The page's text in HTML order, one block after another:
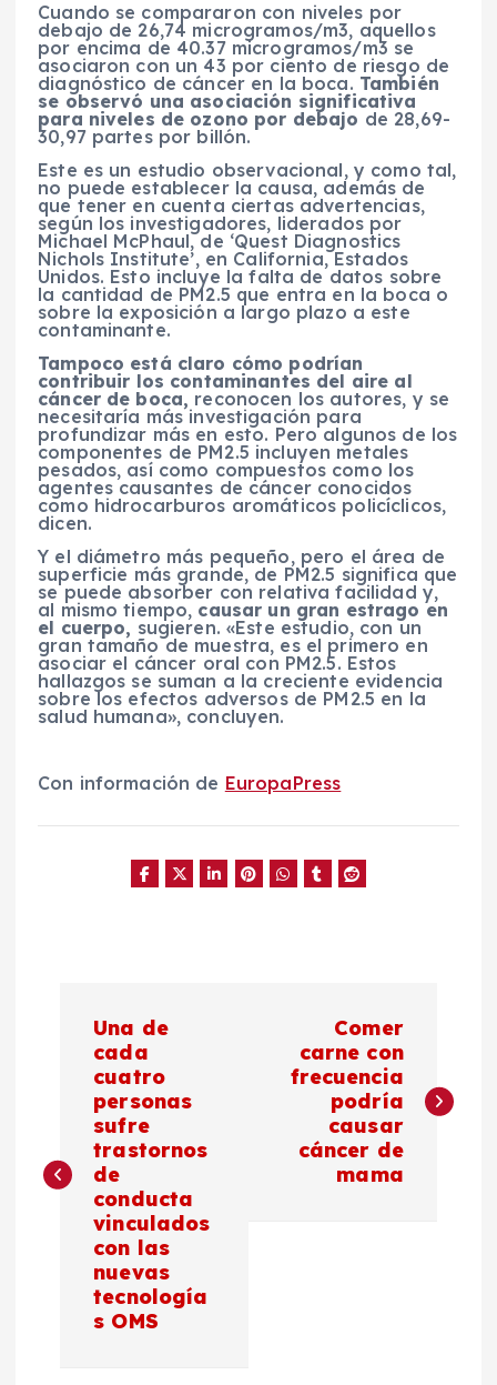
Cuando se compararon con niveles por
debajo de 26,74 microgramos/m3, aquellos
por encima de 40.37 microgramos/m3 se
asociaron con un 43 por ciento de riesgo de
diagnóstico de cáncer en la boca. También
se observó una asociación significativa
para niveles de ozono por debajo de 28,69-
30,97 partes por billón.
Este es un estudio observacional, y como tal,
no puede establecer la causa, además de
que tener en cuenta ciertas advertencias,
según los investigadores, liderados por
Michael McPhaul, de ‘Quest Diagnostics
Nichols Institute’, en California, Estados
Unidos. Esto incluye la falta de datos sobre
la cantidad de PM2.5 que entra en la boca o
sobre la exposición a largo plazo a este
contaminante.
Tampoco está claro cómo podrían
contribuir los contaminantes del aire al
cáncer de boca, reconocen los autores, y se
necesitaría más investigación para
profundizar más en esto. Pero algunos de los
componentes de PM2.5 incluyen metales
pesados, así como compuestos como los
agentes causantes de cáncer conocidos
como hidrocarburos aromáticos policíclicos,
dicen.
Y el diámetro más pequeño, pero el área de
superficie más grande, de PM2.5 significa que
se puede absorber con relativa facilidad y,
al mismo tiempo, causar un gran estrago en
el cuerpo, sugieren. «Este estudio, con un
gran tamaño de muestra, es el primero en
asociar el cáncer oral con PM2.5. Estos
hallazgos se suman a la creciente evidencia
sobre los efectos adversos de PM2.5 en la
salud humana», concluyen.
Con información de EuropaPress
e
Una de
cada
cuatro
personas
sufre
trastornos
de
conducta
vinculados
con las
nuevas
tecnología
s OMS
Comer
carne con
frecuencia
podría
causar
cáncer de
mama